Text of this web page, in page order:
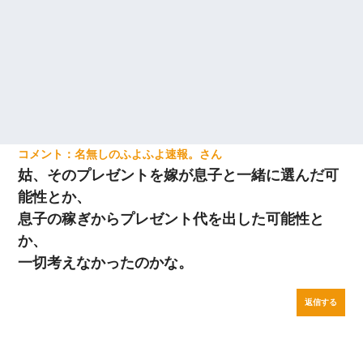
名無しのふよふよ速報。
姑、そのプレゼントを嫁が息子と一緒に選んだ可
能性とか、
息子の稼ぎからプレゼント代を出した可能性と
か、
一切考えなかったのかな。
返信する